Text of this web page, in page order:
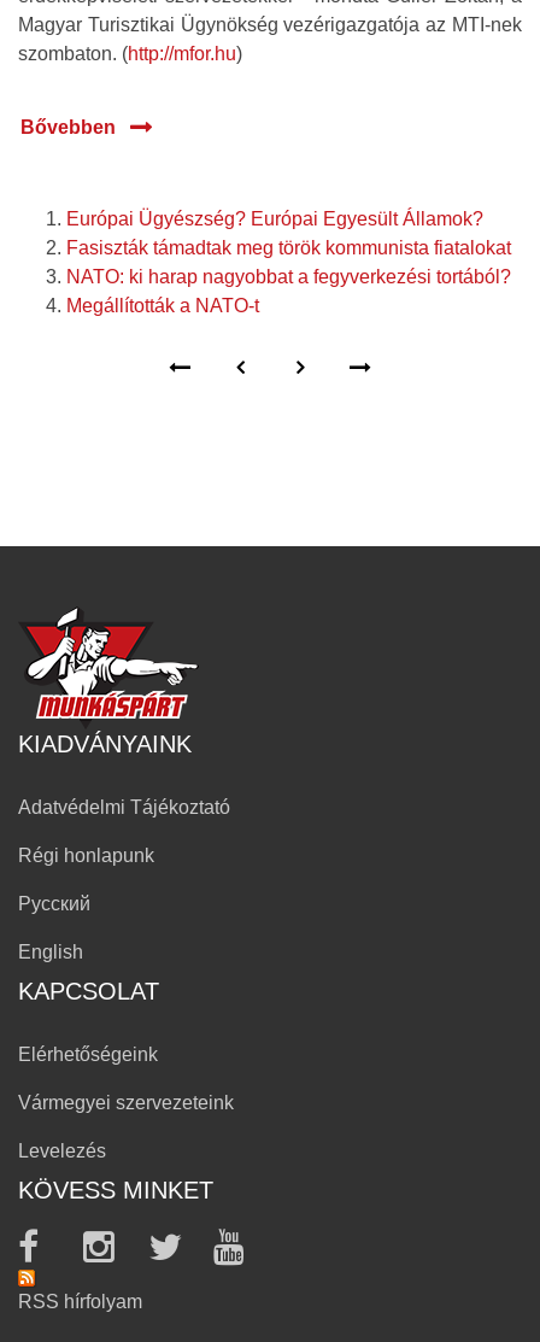
Magyar Turisztikai Ügynökség vezérigazgatója az MTI-nek
szombaton. (http://mfor.hu)
Bővebben
Európai Ügyészség? Európai Egyesült Államok?
Fasiszták támadtak meg török kommunista fiatalokat
NATO: ki harap nagyobbat a fegyverkezési tortából?
Megállították a NATO-t
KIADVÁNYAINK
Adatvédelmi Tájékoztató
Régi honlapunk
Русский
English
KAPCSOLAT
Elérhetőségeink
Vármegyei szervezeteink
Levelezés
KÖVESS MINKET
RSS hírfolyam